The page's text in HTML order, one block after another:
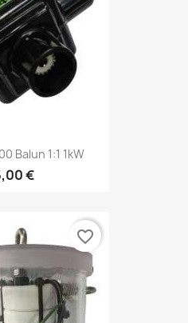
Balun 1:1 1kW
€
favorite_border